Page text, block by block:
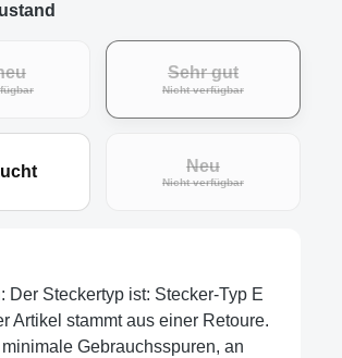
Option ist zurzeit nicht verfügbar.)
Sehr gut
Nicht verfügbar(Diese Option ist
Neu
Nicht verfügbar(Diese Option ist
Der Steckertyp ist: Stecker-Typ E
Artikel stammt aus einer Retoure.
Gebrauchsspuren, an